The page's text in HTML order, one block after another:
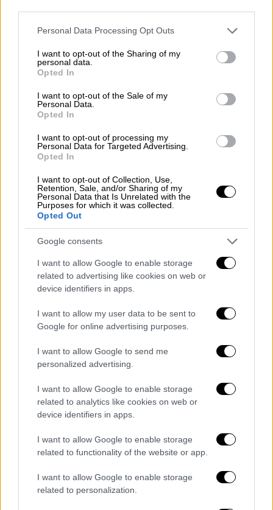
Please note that this website/app uses one or more Google
not limited to your visit or usage behaviour. You may click to
grant or deny consent to Google and its third-party tags to
use your data for below specified purposes in below Google
consent section.
Personal Data Processing Opt Outs
I want to opt-out of the Sharing of my
personal data.
Opted In
I want to opt-out of the Sale of my
Personal Data.
Opted In
I want to opt-out of processing my
Personal Data for Targeted Advertising.
Opted In
I want to opt-out of Collection, Use,
Retention, Sale, and/or Sharing of my
Personal Data that Is Unrelated with the
Purposes for which it was collected.
Opted Out
Google consents
I want to allow Google to enable storage
related to advertising like cookies on web or
device identifiers in apps.
I want to allow my user data to be sent to
Google for online advertising purposes.
I want to allow Google to send me
personalized advertising.
I want to allow Google to enable storage
related to analytics like cookies on web or
device identifiers in apps.
I want to allow Google to enable storage
related to functionality of the website or app.
I want to allow Google to enable storage
related to personalization.
συνέντευξή του στην εκπομπή του NBC,
«Meet the Press». «Θα δούμε εκδήλωση της
νόσου παρά τον εμβολιασμό, δεν υπάρχει
Ινστιτούτου Αλλεργίας και Λοιμωδών
Νοσημάτων .
ΔΙΑΒΑΣΤΕ ΕΠΙΣΗΣ
Κόσμος|19.12.2021 16:00
Κορονοϊός: Συμφωνία Κομισιόν -
Pfizer για επιτάχυνση στην παράδοση
των εμβολίων
Η Όμικρον έχει εντοπιστεί μέσω των
σε περισσότερες από 20
αμερικανικές πολιτείες και σε σχεδόν 90
χώρες μέχρι στιγμής από τα τέλη Νοεμβρίου
που εμφανίστηκε για πρώτη φορά στη νότια
Αφρική και στο Χονγκ Κονγκ.